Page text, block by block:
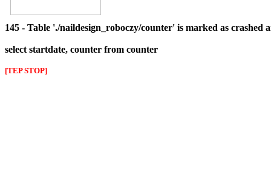
145 - Table './naildesign_roboczy/counter' is marked as crashed
select startdate, counter from counter
[TEP STOP]